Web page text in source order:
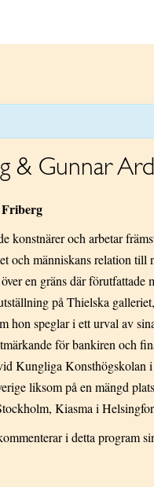
& Gunnar
Friberg
konstnärer och arbetar
och människans relation till
en gräns där
på Thielska
hon speglar i ett urval av
för bankiren och
Kungliga Konsthögskolan
liksom på en mängd
Kiasma i
i detta program